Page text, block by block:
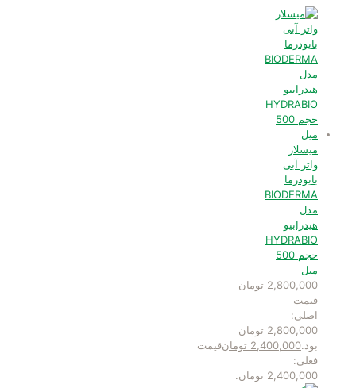
میسلار
واتر آبی
بایودرما
BIODERMA
مدل
هیدرابیو
HYDRABIO
حجم 500
میل
2,800,000 تومان
قیمت
اصلی:
2,800,000 تومان
بود.2,400,000 تومانقیمت
فعلی:
2,400,000 تومان.